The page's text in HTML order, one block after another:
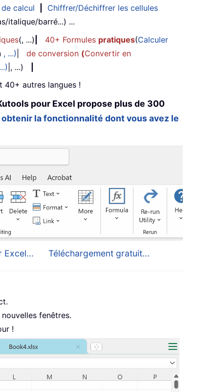
calcul
Chiffrer/Déchiffrer les cellules
italique/barré...) ...
(, ...) 40+ Formules pratiques(Calculer
, ...) de conversion (Convertir en
|, ...)
40+ autres langues !
pour Excel propose plus de 300
la fonctionnalité dont vous avez le
Excel... Téléchargement gratuit...
fenêtres.
!